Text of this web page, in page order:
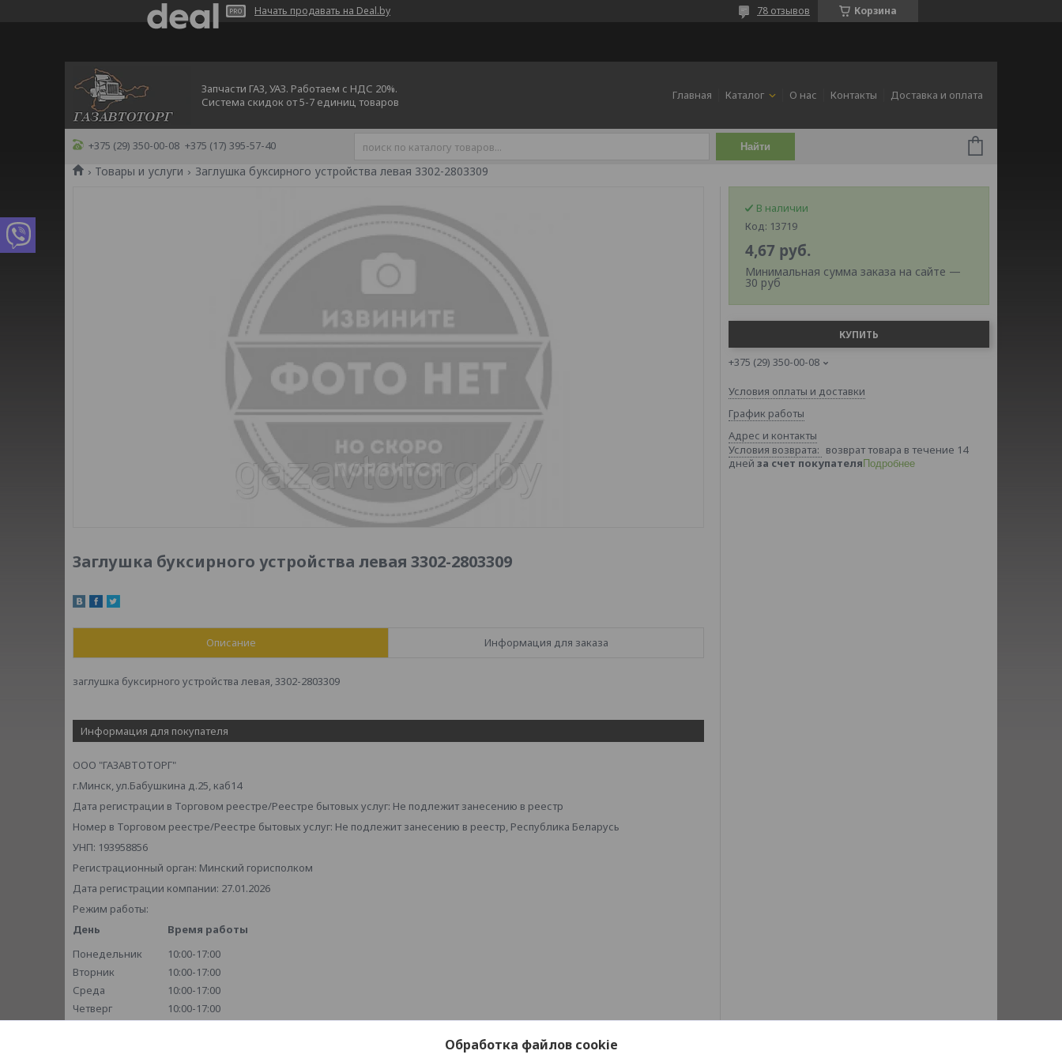
Начать продавать на Deal.by Корзина
78 отзывов
Запчасти ГАЗ, УАЗ. Работаем с НДС 20%.
Система скидок от 5-7 единиц товаров
Главная Каталог О нас Контакты Доставка и оплата
+375 (29) 350-00-08 +375 (17) 395-57-40 Найти
Товары и услуги Заглушка буксирного устройства левая 3302-2803309
Заглушка буксирного устройства левая 3302-2803309
Описание Информация для заказа
заглушка буксирного устройства левая, 3302-2803309
Информация для покупателя
ООО "ГАЗАВТОТОРГ"
г.Минск, ул.Бабушкина д.25, каб14
Дата регистрации в Торговом реестре/Реестре бытовых услуг: Не подлежит занесению в реестр
Номер в Торговом реестре/Реестре бытовых услуг: Не подлежит занесению в реестр, Республика Беларусь
УНП: 193958856
Регистрационный орган: Минский горисполком
Дата регистрации компании: 27.01.2026
Режим работы:
День
Время работы
Понедельник
10:00-17:00
Вторник
10:00-17:00
Среда
10:00-17:00
Четверг
10:00-17:00
В наличии
Код: 13719
4,67 руб.
Минимальная сумма заказа на сайте —
30 руб
КУПИТЬ
+375 (29) 350-00-08
Условия оплаты и доставки
График работы
Адрес и контакты
возврат товара в течение 14
дней за счет покупателя Подробнее
Обработка файлов cookie